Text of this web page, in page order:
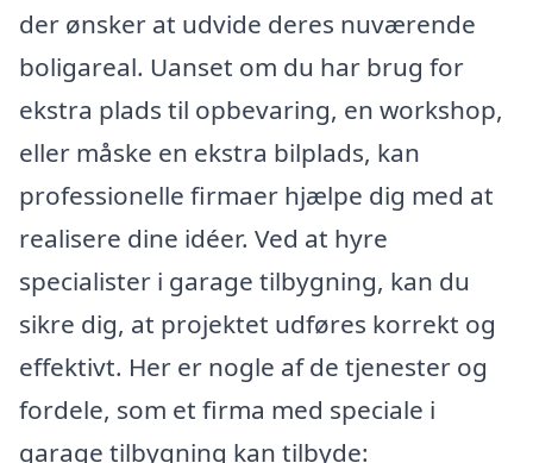
der ønsker at udvide deres nuværende
boligareal. Uanset om du har brug for
ekstra plads til opbevaring, en workshop,
eller måske en ekstra bilplads, kan
professionelle firmaer hjælpe dig med at
realisere dine idéer. Ved at hyre
specialister i garage tilbygning, kan du
sikre dig, at projektet udføres korrekt og
effektivt. Her er nogle af de tjenester og
fordele, som et firma med speciale i
garage tilbygning kan tilbyde: